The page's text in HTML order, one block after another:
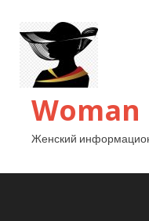
Woman
Женский